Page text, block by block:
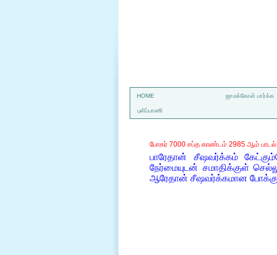
HOME ஜாமக்கோள் பார்க்க
புலிப்பாணி
போகர் 7000 சப்த காண்டம் 2985 ஆம் பாடல்
பாரேதான் சீஷவர்க்கம்
நேர்மையுடன் சமாதிக்குள்
ஆரேதான் சீஷவர்க்கமான